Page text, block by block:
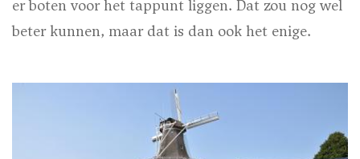
er boten voor het tappunt liggen. Dat zou nog wel
beter kunnen, maar dat is dan ook het enige.